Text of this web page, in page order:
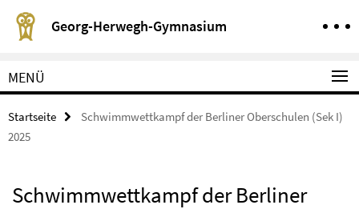
Springe direkt zu Inhalt
Georg-Herwegh-Gymnasium
Service-Navigation
MENÜ
Startseite
Schwimmwettkampf der Berliner Oberschulen (Sek I)
2025
Schwimmwettkampf der Berliner